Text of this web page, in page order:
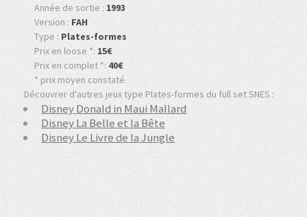
Année de sortie : 1993
Version : FAH
Type : Plates-formes
Prix en loose *: 15€
Prix en complet *: 40€
* prix moyen constaté.
Découvrer d'autres jeux type Plates-formes du full set SNES :
Disney Donald in Maui Mallard
Disney La Belle et la Bête
Disney Le Livre de la Jungle